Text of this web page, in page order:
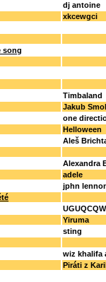
dj antoine
xkcewgci
song
Timbaland
Jakub
one
Helloween
Aleš
Alexandra
adele
jphn
Yiruma
sting
wiz khalifa
Piráti z